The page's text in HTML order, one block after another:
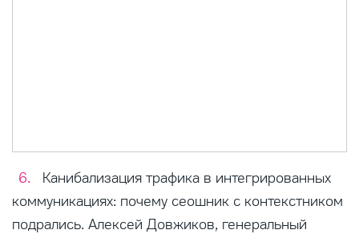
Канибализация трафика в интегрированных
коммуникациях: почему сеошник с контекстником
подрались. Алексей Довжиков, генеральный